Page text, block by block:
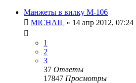
Манжеты в вилку М-106
MICHAIL » 14 апр 2012, 07:24
1
2
3
37 Ответы
17847 Просмотры